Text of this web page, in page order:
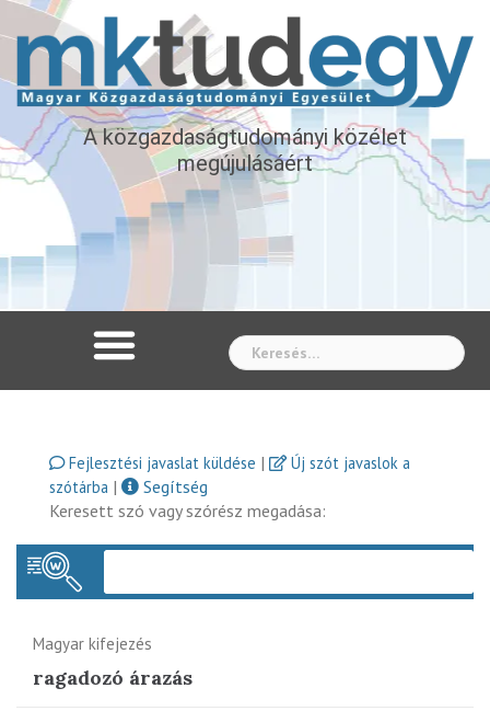
A közgazdaságtudományi közélet
megújulásáért
Fejlesztési javaslat küldése |
Új szót javaslok a
szótárba |
Segítség
Keresett szó vagy szórész megadása:
Magyar kifejezés
ragadozó árazás